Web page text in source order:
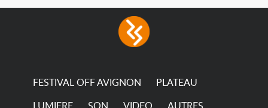
consumption The
permanence of a 50,000-
FESTIVAL OFF AVIGNON PLATEAU